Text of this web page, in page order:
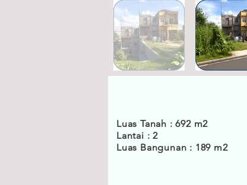
Luas Tanah : 692 m2
Lantai : 2
Luas Bangunan : 189 m2